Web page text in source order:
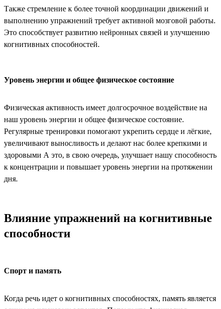
Также стремление к более точной координации движений и
выполнению упражнений требует активной мозговой работы.
Это способствует развитию нейронных связей и улучшению
когнитивных способностей.
Уровень энергии и общее физическое состояние
Физическая активность имеет долгосрочное воздействие на
наш уровень энергии и общее физическое состояние.
Регулярные тренировки помогают укрепить сердце и лёгкие,
увеличивают выносливость и делают нас более крепкими и
здоровыми А это, в свою очередь, улучшает нашу способность
к концентрации и повышает уровень энергии на протяжении
дня.
Влияние упражнений на когнитивные
способности
Спорт и память
Когда речь идет о когнитивных способностях, память является